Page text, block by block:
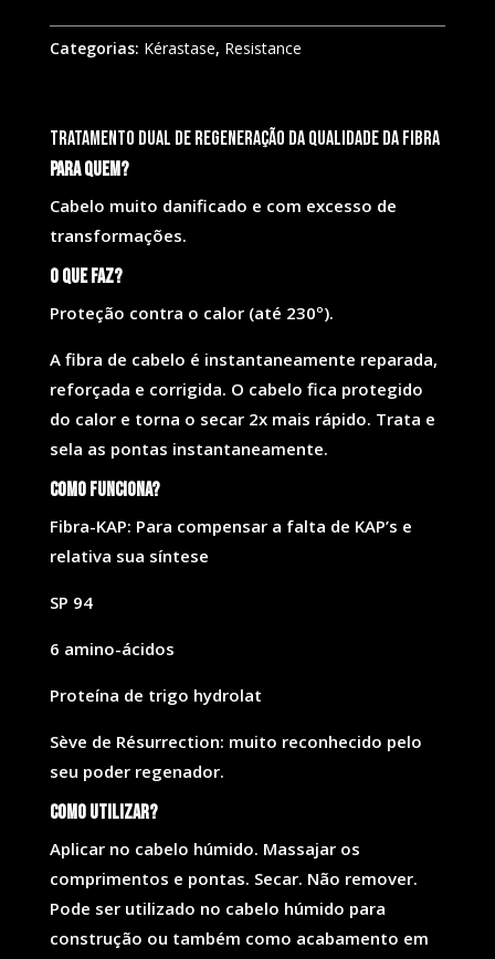
Categorias: Kérastase, Resistance
Tratamento Dual de Regeneração da qualidade da fibra
Para quem?
Cabelo muito danificado e com excesso de
transformações.
O que faz?
Proteção contra o calor (até 230º).
A fibra de cabelo é instantaneamente reparada,
reforçada e corrigida. O cabelo fica protegido
do calor e torna o secar 2x mais rápido. Trata e
sela as pontas instantaneamente.
Como funciona?
Fibra-KAP: Para compensar a falta de KAP’s e
relativa sua síntese
SP 94
6 amino-ácidos
Proteína de trigo hydrolat
Sève de Résurrection: muito reconhecido pelo
seu poder regenador.
Como utilizar?
Aplicar no cabelo húmido. Massajar os
comprimentos e pontas. Secar. Não remover.
Pode ser utilizado no cabelo húmido para
construção ou também como acabamento em